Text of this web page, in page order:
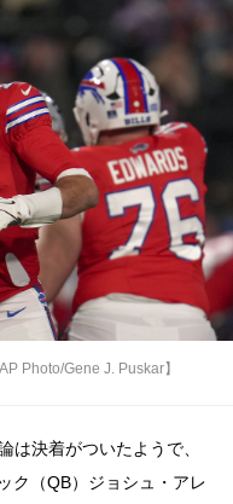
Photo/Gene J. Puskar】
は決着がついたようで、
ク（QB）ジョシュ・アレ